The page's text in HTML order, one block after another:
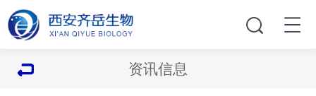
资讯信息